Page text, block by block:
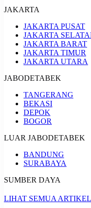
JAKARTA
JAKARTA PUSAT
JAKARTA
JAKARTA BARAT
JAKARTA TIMUR
JAKARTA UTARA
JABODETABEK
TANGERANG
BEKASI
DEPOK
BOGOR
LUAR JABODETABEK
BANDUNG
SURABAYA
SUMBER DAYA
LIHAT SEMUA ARTIKEL